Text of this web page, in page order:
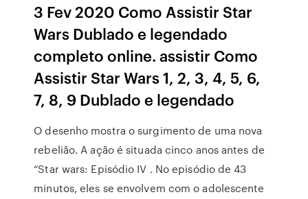
3 Fev 2020 Como Assistir Star
Wars Dublado e legendado
completo online. assistir Como
Assistir Star Wars 1, 2, 3, 4, 5, 6,
7, 8, 9 Dublado e legendado
O desenho mostra o surgimento de uma nova
rebelião. A ação é situada cinco anos antes de
“Star wars: Episódio IV . No episódio de 43
minutos, eles se envolvem com o adolescente